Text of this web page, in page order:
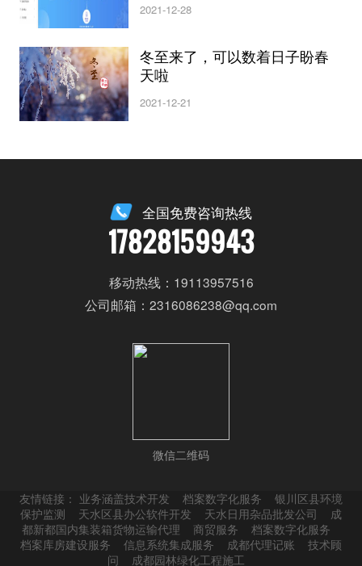
2021-12-28
冬至来了，可以数着日子盼春
天啦
2021-12-21
全国免费咨询热线
17828159943
移动热线：19113957516
公司邮箱：2316086238@qq.com
微信二维码
友情链接： 业务涵盖技术开发 档案数字化服务
银川区县环境
保护监测
天水区县办公软件开发 天水日用杂品批发公司
成
都新都国内集装箱货物运输代理
商贸服务
档案数字化服务
档案库房建设服务
信息系统集成服务 成都代理记账
技术顾
问
成都园林绿化工程施工